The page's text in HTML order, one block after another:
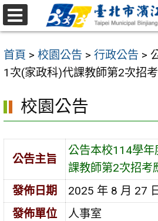
跳
至
要
內
區
首頁 > 校園公告 > 行政公告 >
1次(家政科)代課教師第2次招
校園公告
公告主旨
公告本校114學
課教師第2次招考
發佈日期
2025 年 8 月 27
發佈單位
人事室
選
單